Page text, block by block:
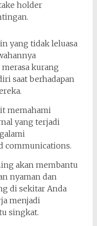
holder
yang tidak leluasa
kurang
saat berhadapan
memahami
yang terjadi
communications.
akan membantu
nyaman dan
di sekitar Anda
menjadi
singkat.